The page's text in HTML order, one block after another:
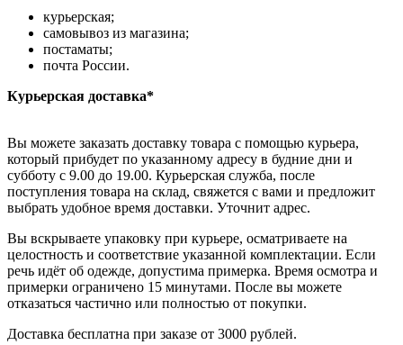
курьерская;
самовывоз из магазина;
постаматы;
почта России.
Курьерская доставка*
Вы можете заказать доставку товара с помощью курьера,
который прибудет по указанному адресу в будние дни и
субботу с 9.00 до 19.00. Курьерская служба, после
поступления товара на склад, свяжется с вами и предложит
выбрать удобное время доставки. Уточнит адрес.
Вы вскрываете упаковку при курьере, осматриваете на
целостность и соответствие указанной комплектации. Если
речь идёт об одежде, допустима примерка. Время осмотра и
примерки ограничено 15 минутами. После вы можете
отказаться частично или полностью от покупки.
Доставка бесплатна при заказе от 3000 рублей.